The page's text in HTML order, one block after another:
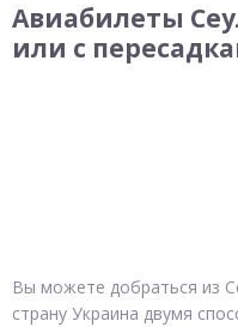
Авиабилеты
или с
Вы можете добраться из
страну Украина двумя